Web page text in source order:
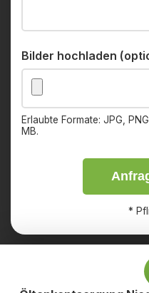
Bilder hochladen
Erlaubte Formate: JPG,
MB.
*